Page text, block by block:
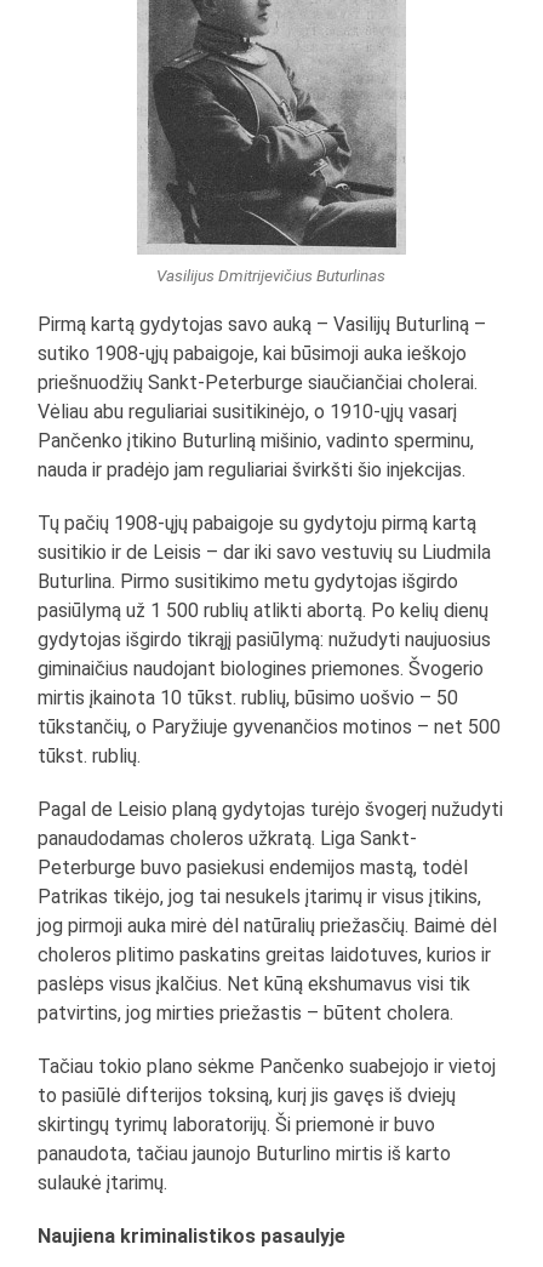
Vasilijus Dmitrijevičius Buturlinas
Pirmą kartą gydytojas savo auką – Vasilijų Buturliną –
sutiko 1908-ųjų pabaigoje, kai būsimoji auka ieškojo
priešnuodžių Sankt-Peterburge siaučiančiai cholerai.
Vėliau abu reguliariai susitikinėjo, o 1910-ųjų vasarį
Pančenko įtikino Buturliną mišinio, vadinto sperminu,
nauda ir pradėjo jam reguliariai švirkšti šio injekcijas.
Tų pačių 1908-ųjų pabaigoje su gydytoju pirmą kartą
susitikio ir de Leisis – dar iki savo vestuvių su Liudmila
Buturlina. Pirmo susitikimo metu gydytojas išgirdo
pasiūlymą už 1 500 rublių atlikti abortą. Po kelių dienų
gydytojas išgirdo tikrąjį pasiūlymą: nužudyti naujuosius
giminaičius naudojant biologines priemones. Švogerio
mirtis įkainota 10 tūkst. rublių, būsimo uošvio – 50
tūkstančių, o Paryžiuje gyvenančios motinos – net 500
tūkst. rublių.
Pagal de Leisio planą gydytojas turėjo švogerį nužudyti
panaudodamas choleros užkratą. Liga Sankt-
Peterburge buvo pasiekusi endemijos mastą, todėl
Patrikas tikėjo, jog tai nesukels įtarimų ir visus įtikins,
jog pirmoji auka mirė dėl natūralių priežasčių. Baimė dėl
choleros plitimo paskatins greitas laidotuves, kurios ir
paslėps visus įkalčius. Net kūną ekshumavus visi tik
patvirtins, jog mirties priežastis – būtent cholera.
Tačiau tokio plano sėkme Pančenko suabejojo ir vietoj
to pasiūlė difterijos toksiną, kurį jis gavęs iš dviejų
skirtingų tyrimų laboratorijų. Ši priemonė ir buvo
panaudota, tačiau jaunojo Buturlino mirtis iš karto
sulaukė įtarimų.
Naujiena kriminalistikos pasaulyje